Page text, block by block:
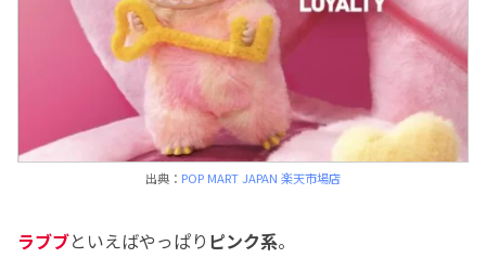
出典： POP MART JAPAN 楽天市場店
ラブブといえばやっぱり ピンク系。